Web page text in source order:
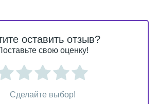
оставить отзыв?
свою оценку!
Сделайте выбор!